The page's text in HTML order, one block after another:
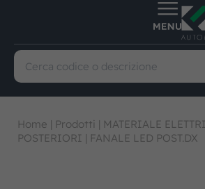
Home | Prodotti | MATERIALE
POSTERIORI | FANALE LED POST.DX